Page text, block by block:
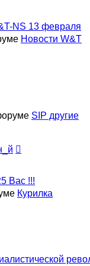
NS 13 февраля
Новости W&T
SIP другие
Вас !!!
Курилка